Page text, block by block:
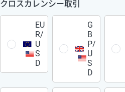
クロスカレンシー取引
EU
R/
U
S
D
G
B
P/
U
S
D